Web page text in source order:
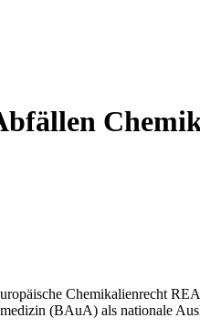
Chemikalienrecht
(BAuA) als nationale